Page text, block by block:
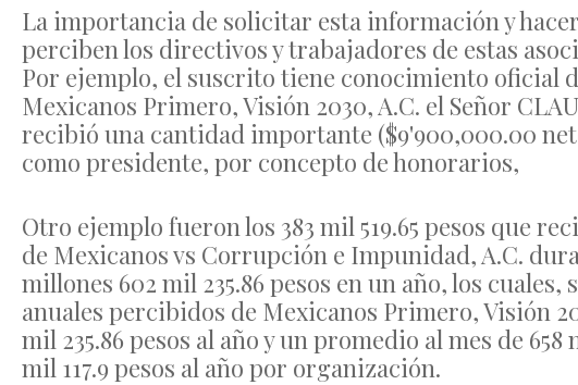
La importancia de solicitar esta información y
perciben los directivos y trabajadores de estas
Por ejemplo, el suscrito tiene conocimiento oficial
Mexicanos Primero, Visión 2030, A.C. el Señor
recibió una cantidad importante ($9'900,000.00
como presidente, por concepto de honorarios,
Otro ejemplo fueron los 383 mil 519.65 pesos que
de Mexicanos vs Corrupción e Impunidad, A.C.
millones 602 mil 235.86 pesos en un año, los cuales,
anuales percibidos de Mexicanos Primero, Visión
mil 235.86 pesos al año y un promedio al mes de 658
mil 117.9 pesos al año por organización.